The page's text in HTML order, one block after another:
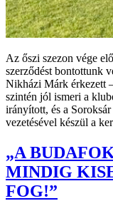
Az őszi szezon vége
szerződést bontottunk
Nikházi Márk érkezett
szintén jól ismeri a
irányított, és a
vezetésével készül a
„A
MINDIG
FOG!”